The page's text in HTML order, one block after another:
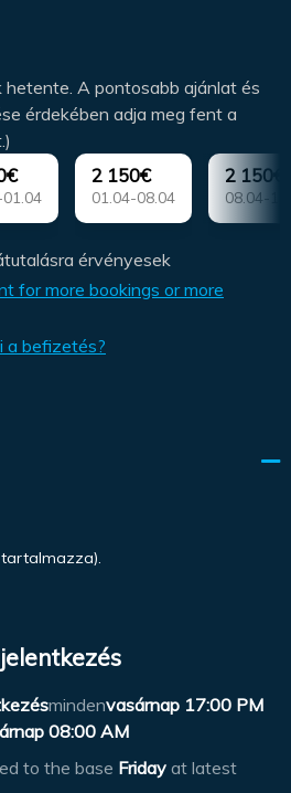
A pontosabb ajánlat és
érdekében adja meg fent a
2 150€
01.04-08.04
2 150€
08.04-
érvényesek
for more bookings or more
a befizetés?
mindenvasárnap 17:00 PM
08:00 AM
to the base Friday at latest